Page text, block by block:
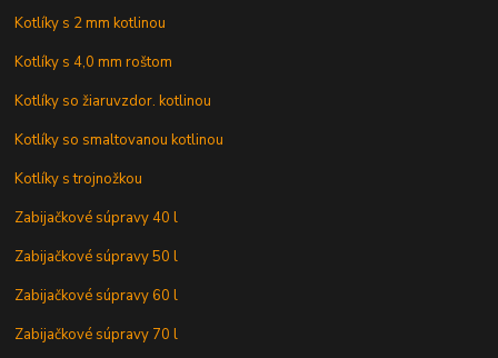
Kotlíky s 2 mm kotlinou
Kotlíky s 4,0 mm roštom
Kotlíky so žiaruvzdor. kotlinou
Kotlíky so smaltovanou kotlinou
Kotlíky s trojnožkou
Zabijačkové súpravy 40 l
Zabijačkové súpravy 50 l
Zabijačkové súpravy 60 l
Zabijačkové súpravy 70 l